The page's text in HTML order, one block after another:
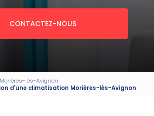
CONTACTEZ-NOUS
Morières-lès-Avignon
d'une climatisation Morières-lès-Avignon